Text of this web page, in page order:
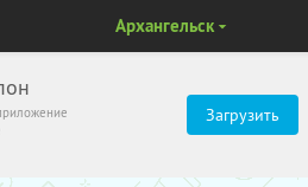
Загрузить
Архангельск